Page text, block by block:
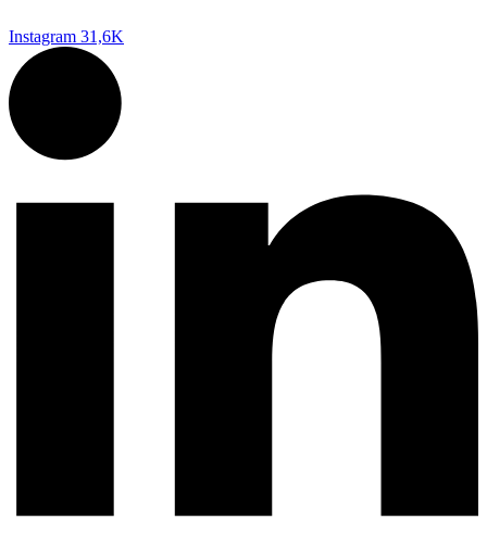
Instagram 31,6K